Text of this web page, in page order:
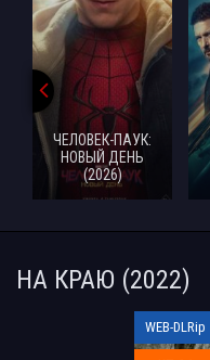
ЧЕЛОВЕК-ПАУК:
НОВЫЙ ДЕНЬ
(2026)
НА КРАЮ (2022)
WEB-DLRip